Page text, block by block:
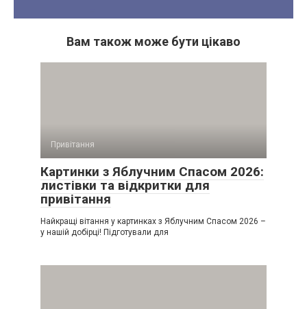
Вам також може бути цікаво
Привітання
Картинки з Яблучним Спасом 2026:
листівки та відкритки для
привітання
Найкращі вітання у картинках з Яблучним Спасом 2026 –
у нашій добірці! Підготували для